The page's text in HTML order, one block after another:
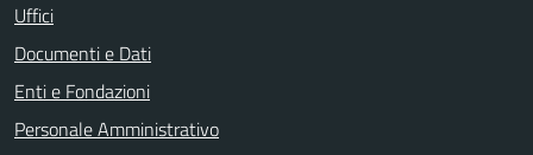
Uffici
Documenti e Dati
Enti e Fondazioni
Personale Amministrativo